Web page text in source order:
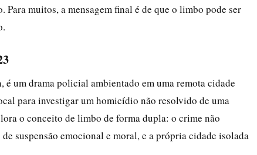
Para muitos, a mensagem final é de que o limbo pode ser
é um drama policial ambientado em uma remota cidade
para investigar um homicídio não resolvido de uma
o conceito de limbo de forma dupla: o crime não
suspensão emocional e moral, e a própria cidade isolada